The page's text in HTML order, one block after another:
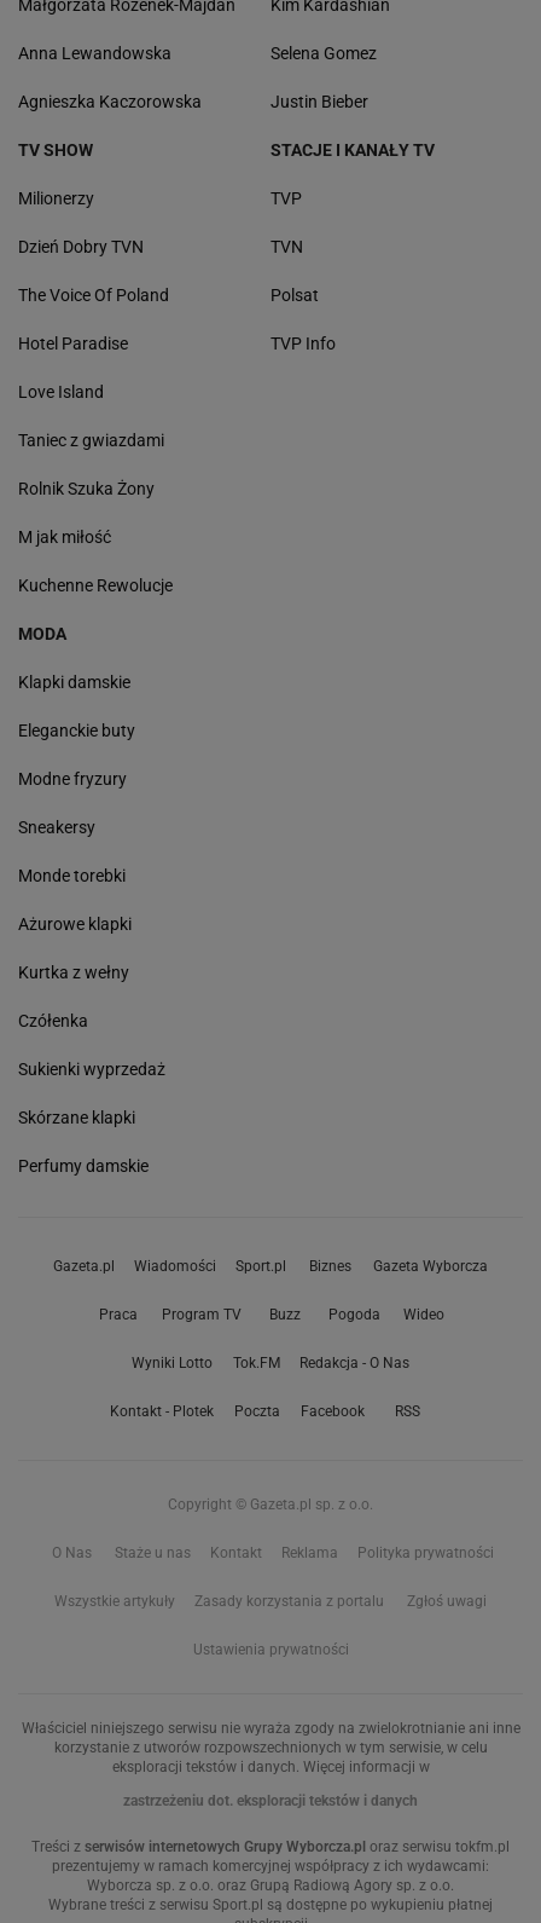
Małgorzata Rozenek-Majdan
Anna Lewandowska
Agnieszka Kaczorowska
Kim Kardashian
Selena Gomez
Justin Bieber
TV SHOW
Milionerzy
Dzień Dobry TVN
The Voice Of Poland
Hotel Paradise
Love Island
Taniec z gwiazdami
Rolnik Szuka Żony
M jak miłość
Kuchenne Rewolucje
STACJE I KANAŁY TV
TVP
TVN
Polsat
TVP Info
MODA
Klapki damskie
Eleganckie buty
Modne fryzury
Sneakersy
Monde torebki
Ażurowe klapki
Kurtka z wełny
Czółenka
Sukienki wyprzedaż
Skórzane klapki
Perfumy damskie
Gazeta.pl Wiadomości Sport.pl Biznes Gazeta Wyborcza
Praca Program TV Buzz Pogoda Wideo
Wyniki Lotto Tok.FM Redakcja - O Nas
Kontakt - Plotek Poczta Facebook RSS
Copyright © Gazeta.pl sp. z o.o.
O Nas Staże u nas Kontakt Reklama Polityka prywatności
Wszystkie artykuły Zasady korzystania z portalu Zgłoś uwagi
Ustawienia prywatności
Właściciel niniejszego serwisu nie wyraża zgody na zwielokrotnianie ani inne
korzystanie z utworów rozpowszechnionych w tym serwisie, w celu
eksploracji tekstów i danych. Więcej informacji w
zastrzeżeniu dot. eksploracji tekstów i danych
Treści z serwisów internetowych Grupy Wyborcza.pl oraz serwisu tokfm.pl
prezentujemy w ramach komercyjnej współpracy z ich wydawcami:
Wyborcza sp. z o.o. oraz Grupą Radiową Agory sp. z o.o.
Wybrane treści z serwisu Sport.pl są dostępne po wykupieniu płatnej